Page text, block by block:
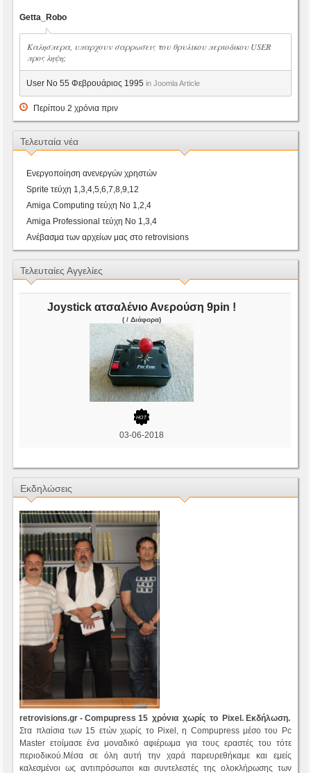
Getta_Robo
Καλησπερα, υπαρχουν σαρρωσεις του θρυλικου περιοδικου USER
προς ληψη;
User No 55 Φεβρουάριος 1995 in Joomla Article
Περίπου 2 χρόνια πριν
Τελευταία νέα
Ενεργοποίηση ανενεργών χρηστών
Sprite τεύχη 1,3,4,5,6,7,8,9,12
Amiga Computing τεύχη Νο 1,2,4
Amiga Professional τεύχη Νο 1,3,4
Ανέβασμα των αρχείων μας στο retrovisions
Τελευταίες Αγγελίες
Joystick ατσαλένιο Ανερούση 9pin !
( / Διάφορα)
03-06-2018
Εκδηλώσεις
retrovisions.gr - Compupress 15 χρόνια χωρίς το Pixel. Εκδήλωση.
Στα πλαίσια των 15 ετών χωρίς το Pixel, η Compupress μέσο του Pc
Master ετοίμασε ένα μοναδικό αφιέρωμα για τους εραστές του τότε
περιοδικού.Μέσα σε όλη αυτή την χαρά παρευρεθήκαμε και εμείς
καλεσμένοι ως αντιπρόσωποι και συντελεστές της ολοκλήρωσης των